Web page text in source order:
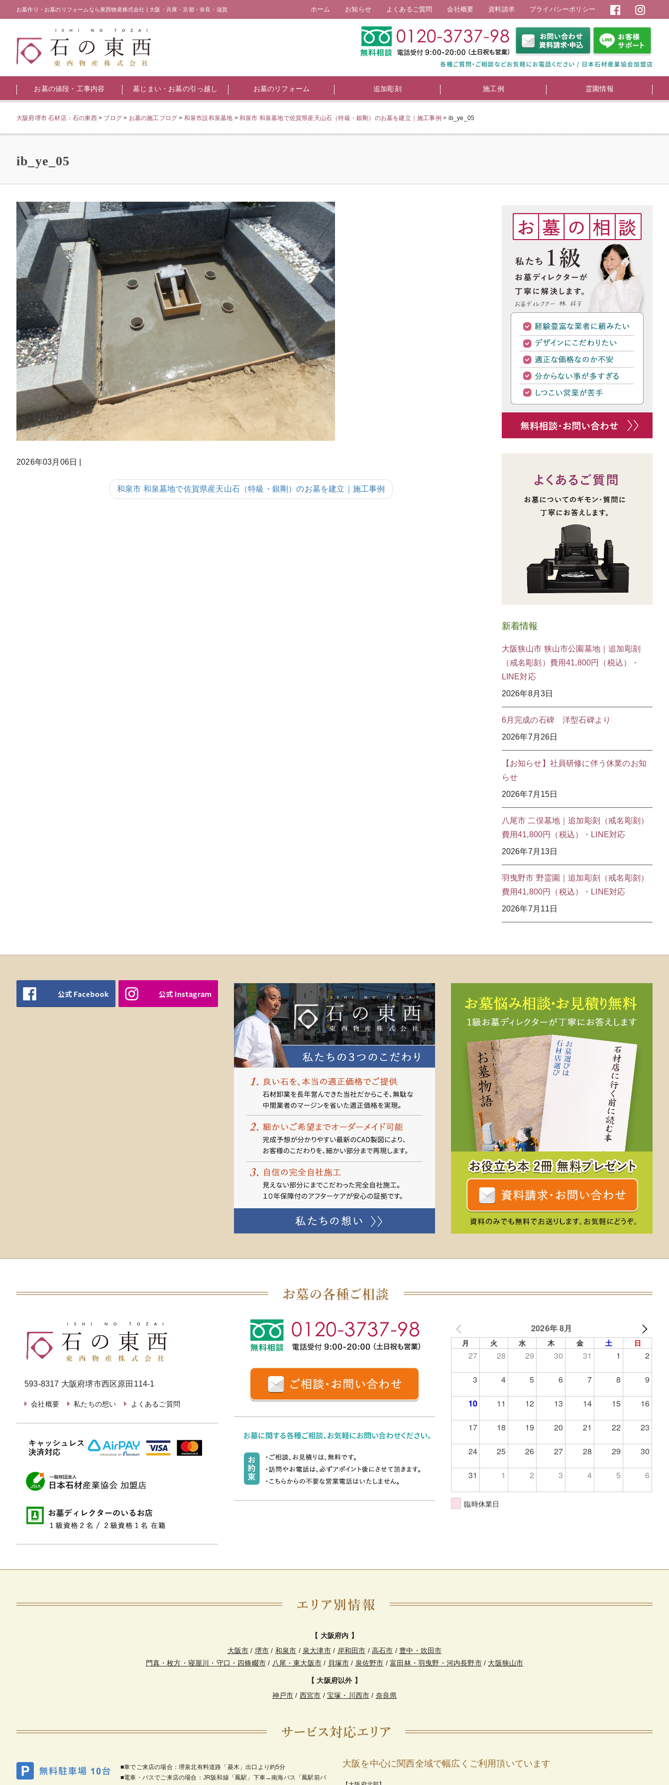
お墓作り・お墓のリフォームなら東西物産株式会社 | 大阪・兵庫・京都・奈良・滋賀 ホーム お知らせ よくあるご質問 会社概要 資料請求 プライバシーポリシー
お墓の値段・工事内容 墓じまい・お墓の引っ越し お墓のリフォーム 追加彫刻 施工例 霊園情報
大阪府堺市 石材店：石の東西> ブログ > お墓の施工ブログ > 和泉市設和泉墓地 >和泉市 和泉墓地で佐賀県産天山石（特級・銀剛）のお墓を建立｜施工事例 > ib_ye_05
ib_ye_05
2026年03月06日
和泉市 和泉墓地で佐賀県産天山石（特級・銀剛）のお墓を建立｜施工事例
新着情報
大阪狭山市 狭山市公園墓地｜追加彫刻
（戒名彫刻）費用41,800円（税込）・
LINE対応
2026年8月3日
6月完成の石碑 洋型石碑より
2026年7月26日
【お知らせ】社員研修に伴う休業のお知
らせ
2026年7月15日
八尾市 二俣墓地｜追加彫刻（戒名彫刻）
費用41,800円（税込）・LINE対応
2026年7月13日
羽曳野市 野霊園｜追加彫刻（戒名彫刻）
費用41,800円（税込）・LINE対応
2026年7月11日
593-8317 大阪府堺市西区原田114-1
会社概要 私たちの想い よくあるご質問
2026年 8月
月 火 水 木 金 土 日
27 28 29 30 31 1 2
3 4 5 6 7 8 9
10 11 12 13 14 15 16
17 18 19 20 21 22 23
24 25 26 27 28 29 30
31 1 2 3 4 5 6
臨時休業日
【 大阪府内 】
大阪市 / 堺市 / 和泉市 / 泉大津市/ 岸和田市 / 高石市 / 豊中・吹田市
門真・枚方・寝屋川・守口・四條畷市/ 八尾・東大阪市/ 貝塚市 / 泉佐野市 /富田林・羽曳野・河内長野市/ 大阪狭山市
【 大阪府以外 】
神戸市 / 西宮市 / 宝塚・川西市 / 奈良県
■車でご来店の場合：堺泉北有料道路「菱木」出口より約5分
■電車・バスでご来店の場合：JR阪和線「鳳駅」下車→南海バス「鳳駅前バ
大阪を中心に関西全域で幅広くご利用頂いています